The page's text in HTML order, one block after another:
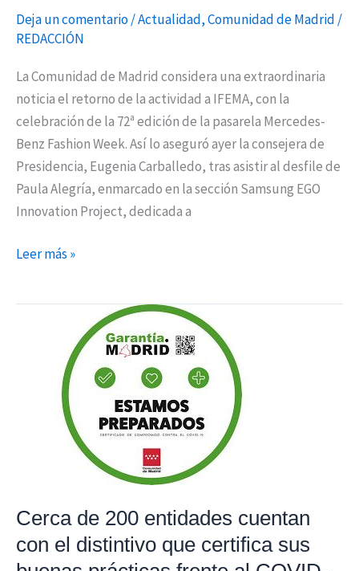
Deja un comentario/Actualidad,Comunidad de Madrid /
REDACCIÓN
La Comunidad de Madrid considera una extraordinaria
noticia el retorno de la actividad a IFEMA, con la
celebración de la 72ª edición de la pasarela Mercedes-
Benz Fashion Week. Así lo aseguró ayer la consejera de
Presidencia, Eugenia Carballedo, tras asistir al desfile de
Paula Alegría, enmarcado en la sección Samsung EGO
Innovation Project, dedicada a
Leer más »
Cerca de 200 entidades cuentan
con el distintivo que certifica sus
entidades
cuentan
certifica
sus
buenas